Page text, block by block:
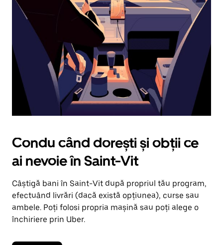
în
jos.
Închide
calendarul
apăsând
pe
butonul
Escape.
Condu când dorești și obții ce
ai nevoie în Saint-Vit
Câștigă bani în Saint-Vit după propriul tău program,
efectuând livrări (dacă există opțiunea), curse sau
ambele. Poți folosi propria mașină sau poți alege o
închiriere prin Uber.